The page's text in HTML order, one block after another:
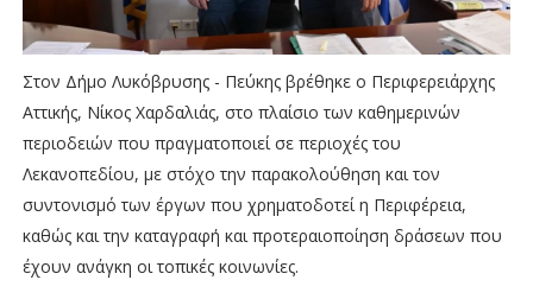
Στον Δήμο Λυκόβρυσης - Πεύκης βρέθηκε ο Περιφερειάρχης
Αττικής, Νίκος Χαρδαλιάς, στο πλαίσιο των καθημερινών
περιοδειών που πραγματοποιεί σε περιοχές του
Λεκανοπεδίου, με στόχο την παρακολούθηση και τον
συντονισμό των έργων που χρηματοδοτεί η Περιφέρεια,
καθώς και την καταγραφή και προτεραιοποίηση δράσεων που
έχουν ανάγκη οι τοπικές κοινωνίες.